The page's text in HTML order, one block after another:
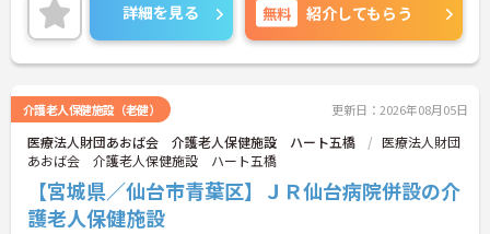
詳細を見る 無料 紹介してもらう
介護老人保健施設（老健） 更新日：2026年08月05日
医療法人財団あおば会 介護老人保健施設 ハート五橋
医療法人財団
あおば会 介護老人保健施設 ハート五橋
【宮城県／仙台市青葉区】ＪＲ仙台病院併設の介
護老人保健施設